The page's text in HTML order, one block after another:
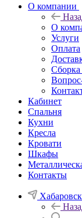
О компании
О
Услуги
Оплата
Сборка
Кабинет
Спальня
Кухни
Кресла
Кровати
Шкафы
Контакты
Хабаровск